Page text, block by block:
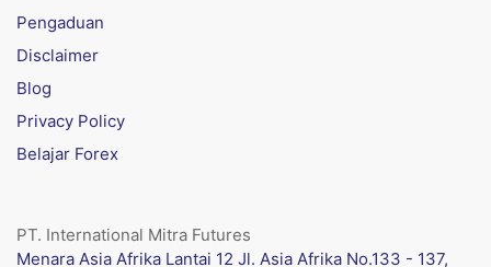
Pengaduan
Disclaimer
Blog
Privacy Policy
Belajar Forex
PT. International Mitra Futures
Menara Asia Afrika Lantai 12 Jl. Asia Afrika No.133 - 137,